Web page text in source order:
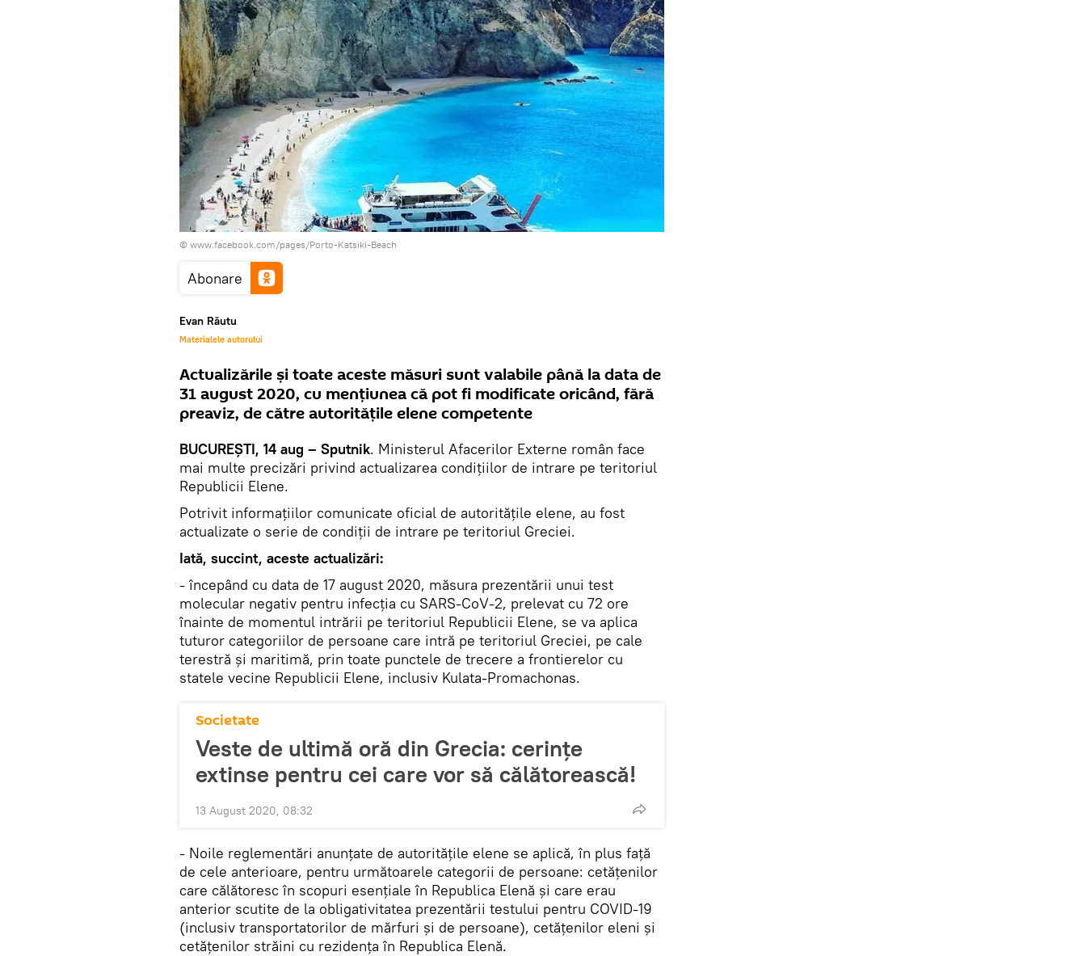
© www.facebook.com/pages/Porto-Katsiki-Beach
Abonare
Evan Răutu
Materialele autorului
Actualizările și toate aceste măsuri sunt valabile până la data de
31 august 2020, cu mențiunea că pot fi modificate oricând, fără
preaviz, de către autoritățile elene competente
BUCUREȘTI, 14 aug – Sputnik. Ministerul Afacerilor Externe român face
mai multe precizări privind actualizarea condițiilor de intrare pe teritoriul
Republicii Elene.
Potrivit informațiilor comunicate oficial de autoritățile elene, au fost
actualizate o serie de condiții de intrare pe teritoriul Greciei.
Iată, succint, aceste actualizări:
- începând cu data de 17 august 2020, măsura prezentării unui test
molecular negativ pentru infecția cu SARS-CoV-2, prelevat cu 72 ore
înainte de momentul intrării pe teritoriul Republicii Elene, se va aplica
tuturor categoriilor de persoane care intră pe teritoriul Greciei, pe cale
terestră și maritimă, prin toate punctele de trecere a frontierelor cu
statele vecine Republicii Elene, inclusiv Kulata-Promachonas.
Societate
Veste de ultimă oră din Grecia: cerințe
extinse pentru cei care vor să călătorească!
13 August 2020, 08:32
- Noile reglementări anunțate de autoritățile elene se aplică, în plus față
de cele anterioare, pentru următoarele categorii de persoane: cetățenilor
care călătoresc în scopuri esențiale în Republica Elenă și care erau
anterior scutite de la obligativitatea prezentării testului pentru COVID-19
(inclusiv transportatorilor de mărfuri și de persoane), cetățenilor eleni și
cetățenilor străini cu rezidența în Republica Elenă.